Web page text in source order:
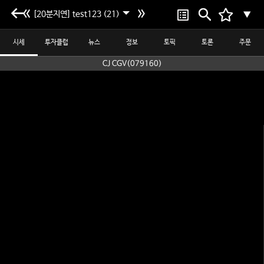
[20분지연] test123 (21) ▼
시세 투자클럽 뉴스 정보 토픽 토론 주문
CJ CGV(079160)